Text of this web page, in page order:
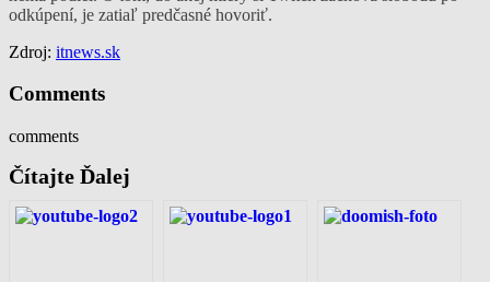
od­kú­pe­ní, je za­tiaľ pred­čas­né ho­vo­riť.
Zdroj: itnews.sk
Comments
comments
Čítajte Ďalej